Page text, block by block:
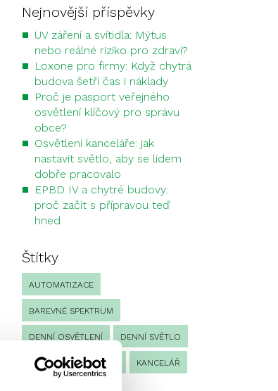
Nejnovější příspěvky
UV záření a svítidla: Mýtus
nebo reálné riziko pro zdraví?
Loxone pro firmy: Když chytrá
budova šetří čas i náklady
Proč je pasport veřejného
osvětlení klíčový pro správu
obce?
Osvětlení kanceláře: jak
nastavit světlo, aby se lidem
dobře pracovalo
EPBD IV a chytré budovy:
proč začít s přípravou teď
hned
Štítky
AUTOMATIZACE
BAREVNÉ SPEKTRUM
DENNÍ OSVĚTLENÍ DENNÍ SVĚTLO
INTENZITA OSVĚTLENÍ KANCELÁŘ